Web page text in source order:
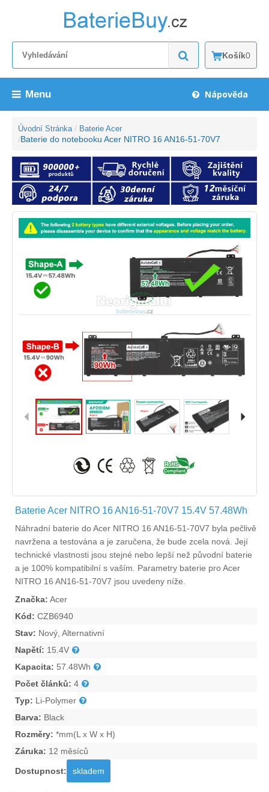
Košík0
Menu Nápověda
Úvodní Stránka Baterie Acer
Baterie do notebooku Acer NITRO 16 AN16-51-70V7
Baterie Acer NITRO 16 AN16-51-70V7 15.4V 57.48Wh
Náhradní baterie do Acer NITRO 16 AN16-51-70V7 byla pečlivě
navržena a testována a je zaručena, že bude zcela nová. Její
technické vlastnosti jsou stejné nebo lepší než původní baterie
a je 100% kompatibilní s vaším. Parametry baterie pro Acer
NITRO 16 AN16-51-70V7 jsou uvedeny níže.
Značka: Acer
Kód: CZB6940
Stav: Nový, Alternativní
Napětí: 15.4V
Kapacita: 57.48Wh
Počet článků: 4
Typ: Li-Polymer
Barva: Black
Rozměry: *mm(L x W x H)
Záruka: 12 měsíců
Dostupnost: skladem